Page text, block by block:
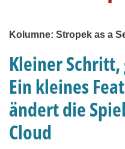
Kolumne: Stropek as a
Kleiner
Ein kleines
ändert die
Cloud